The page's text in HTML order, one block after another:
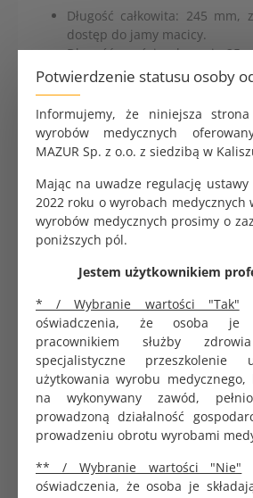
Potwierdzenie statusu osoby
Informujemy, że niniejsza
wyrobów medycznych
MAZUR Sp. z o.o. z siedzibą w
Mając na uwadze regulację
2022 roku o wyrobach medycznych
wyrobów medycznych prosimy o
poniższych pól.
Jestem użytkownikiem
* / Wybranie wartości "Tak"
oświadczenia, że osoba je
pracownikiem służby
specjalistyczne przeszkolenie
użytkowania wyrobu
na wykonywany zawód,
prowadzoną działalność
prowadzeniu obrotu wyrobami
** / Wybranie wartości "Nie"
oświadczenia, że osoba je
Długość całkowita: 245 mm,
dostęp do jamy macicy.
Długość części roboczej: 25
precyzyjne pobieranie
Konstrukcja: giętka, z
minimalizującym ryzyko
Osłonka: przesuwana rurka
podczas wprowadzania i
efektywnego zbierania
Materiał: tworzywo
wytrzymałości, bezpieczne dla
Sterylność: jednorazowa,
Opakowanie: zbiorcze
zakupu 1 sztuka.
Certyfikat CE: gwarantuje
wyrobów medycznych.
Zastosowanie kliniczne
Szczoteczka Endo-Hystero
odpowiednikiem Uterobrush,
ginekologii do pobierania próbek
np. w badaniach w kierunku
innych patologii macicy. Giętka